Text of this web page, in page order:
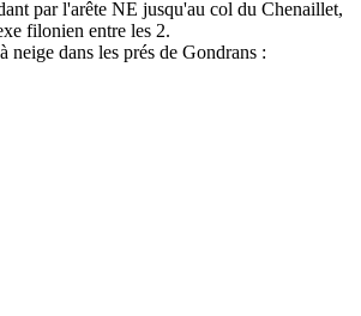
par l'arête NE jusqu'au col du Chenaillet,
filonien entre les 2.
dans les prés de Gondrans :